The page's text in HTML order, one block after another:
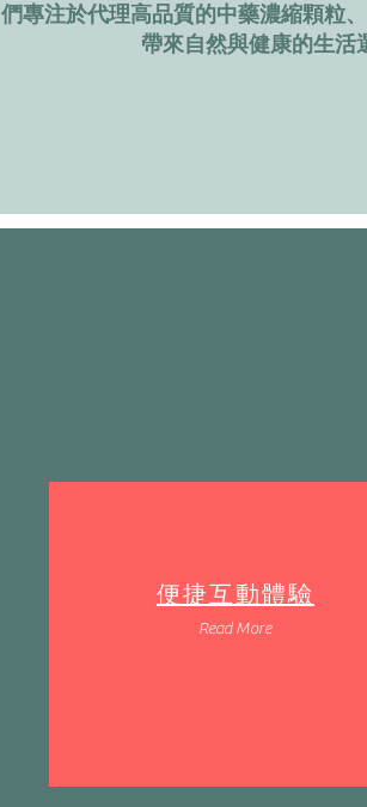
們專注於代理高品質的中藥濃縮顆粒
帶來自然與健康的生活
便捷互動體驗
Read More